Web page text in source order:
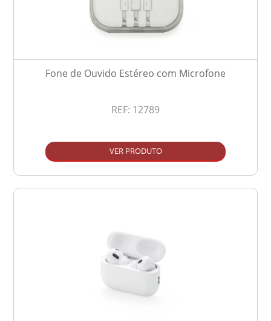
Fone de Ouvido Estéreo com Microfone
REF: 12789
VER PRODUTO